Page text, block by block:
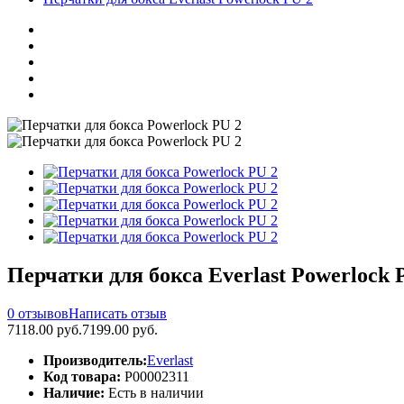
Перчатки для бокса Everlast Powerlock
0 отзывовНаписать отзыв
7118.00 руб.7199.00 руб.
Производитель:Everlast
Код товара: P00002311
Наличие: Есть в наличии